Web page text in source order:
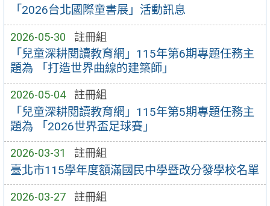
「2026台北國際童書展」活動訊息
2026-05-30 註冊組
「兒童深耕閱讀教育網」115年第6期專題任務主
題為 「打造世界曲線的建築師」
2026-05-04 註冊組
「兒童深耕閱讀教育網」115年第5期專題任務主
題為 「2026世界盃足球賽」
2026-03-31 註冊組
臺北市115學年度額滿國民中學暨改分發學校名單
2026-03-27 註冊組